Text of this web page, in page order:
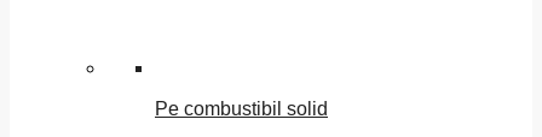
Pe combustibil solid